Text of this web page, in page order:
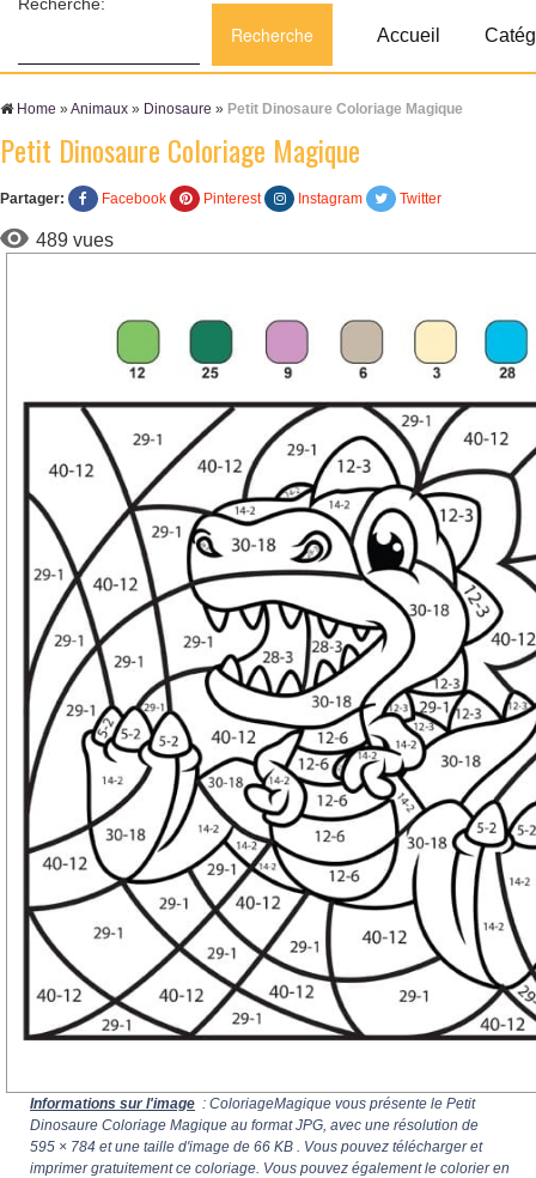
Accueil
Home »Animaux » Dinosaure » Petit Dinosaure Coloriage Magique
Petit Dinosaure Coloriage Magique
Partager: Facebook Pinterest Instagram Twitter
489 vues
Informations sur l'image : ColoriageMagique vous présente le Petit
Dinosaure Coloriage Magique au format JPG, avec une résolution de
595 × 784 et une taille d'image de 66 KB . Vous pouvez télécharger et
imprimer gratuitement ce coloriage. Vous pouvez également le colorier en